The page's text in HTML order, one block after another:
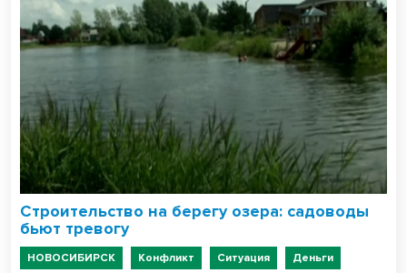
Строительство на берегу озера: садоводы
бьют тревогу
НОВОСИБИРСК Конфликт Ситуация Деньги